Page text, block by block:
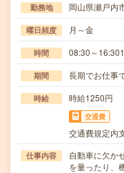
勤務地 岡山県瀬戸内
曜日頻度 月～金
時間 08:30～
期間 長期でお仕事
時給 時給1250円
交通費
交通費規定内
仕事内容
自動車に欠か
を量ったり、